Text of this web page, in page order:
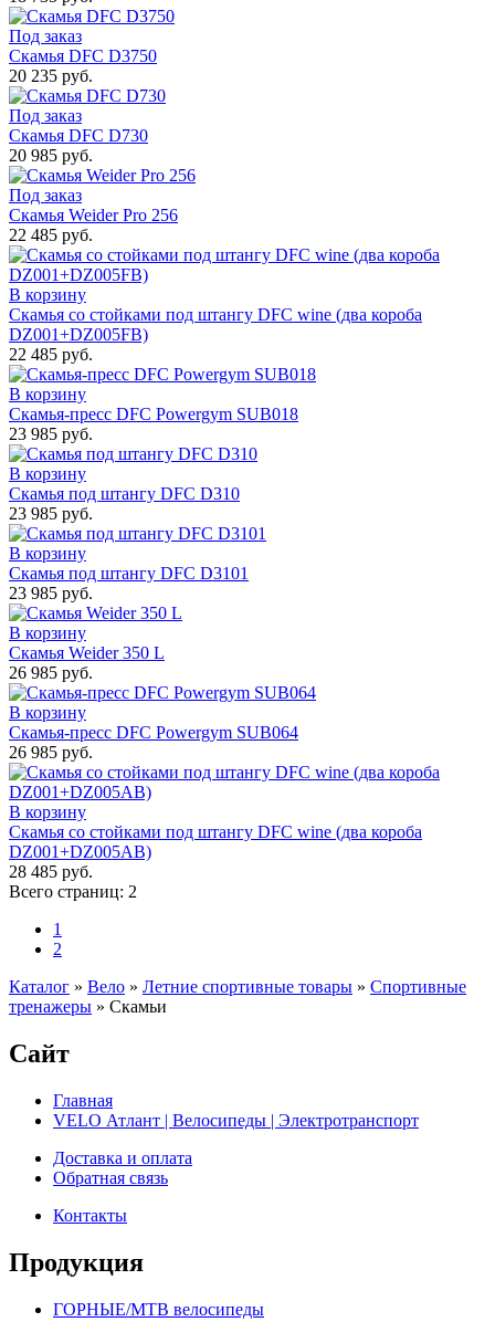
Под заказ
Скамья DFC D3750
20 235 руб.
Под заказ
Скамья DFC D730
20 985 руб.
Под заказ
Скамья Weider Pro 256
22 485 руб.
В корзину
Скамья со стойками под штангу DFC wine (два короба
DZ001+DZ005FB)
22 485 руб.
В корзину
Скамья-пресс DFC Powergym SUB018
23 985 руб.
В корзину
Скамья под штангу DFC D310
23 985 руб.
В корзину
Скамья под штангу DFC D3101
23 985 руб.
В корзину
Скамья Weider 350 L
26 985 руб.
В корзину
Скамья-пресс DFC Powergym SUB064
26 985 руб.
В корзину
Скамья со стойками под штангу DFC wine (два короба
DZ001+DZ005AB)
28 485 руб.
Всего страниц: 2
1
2
Каталог » Вело » Летние спортивные товары » Спортивные
тренажеры » Скамьи
Сайт
Главная
VELO Атлант | Велосипеды | Электротранспорт
Доставка и оплата
Обратная связь
Контакты
Продукция
ГОРНЫЕ/MTB велосипеды